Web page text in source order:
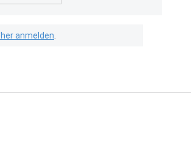
anmelden